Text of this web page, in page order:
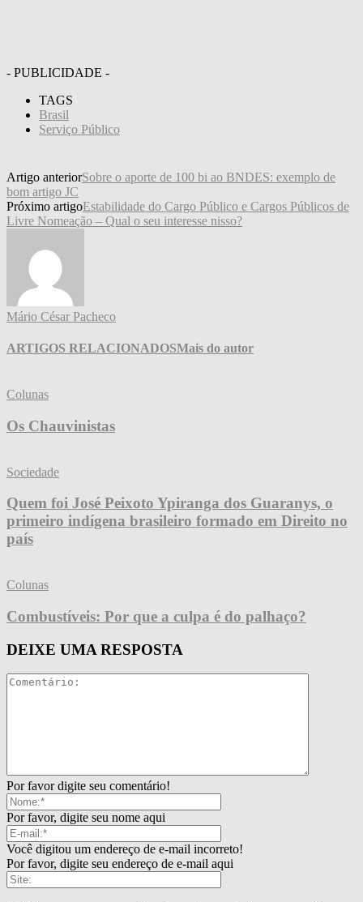
- PUBLICIDADE -
TAGS
Brasil
Serviço Público
Artigo anteriorSobre o aporte de 100 bi ao BNDES: exemplo de
bom artigo JC
Próximo artigoEstabilidade do Cargo Público e Cargos Públicos de
Livre Nomeação – Qual o seu interesse nisso?
Mário César Pacheco
ARTIGOS RELACIONADOSMais do autor
Colunas
Os Chauvinistas
Sociedade
Quem foi José Peixoto Ypiranga dos Guaranys, o
primeiro indígena brasileiro formado em Direito no
país
Colunas
Combustíveis: Por que a culpa é do palhaço?
DEIXE UMA RESPOSTA
Por favor digite seu comentário!
Por favor, digite seu nome aqui
Você digitou um endereço de e-mail incorreto!
Por favor, digite seu endereço de e-mail aqui